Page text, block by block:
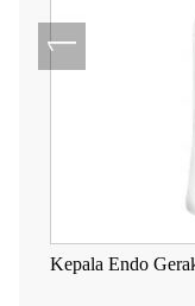
Kepala Endo